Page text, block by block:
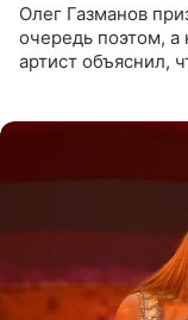
Олег Газманов
очередь поэтом,
артист объяснил,